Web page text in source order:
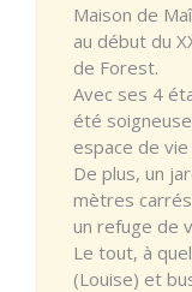
Maison de
au début du
de Forest.
Avec ses 4
été
espace de
De plus, un
mètres
un refuge de
Le tout, à
(Louise) et